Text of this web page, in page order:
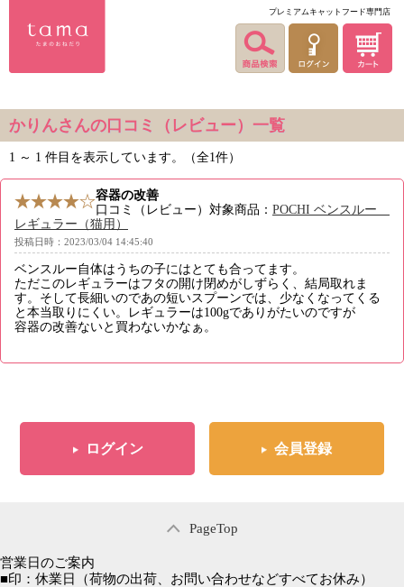
プレミアムキャットフード専門店
かりんさんの口コミ（レビュー）一覧
1 ～ 1 件目を表示しています。（全1件）
容器の改善
口コミ（レビュー）対象商品： POCHI ベンスルー
レギュラー（猫用）
投稿日時：2023/03/04 14:45:40
ベンスルー自体はうちの子にはとても合ってます。
ただこのレギュラーはフタの開け閉めがしずらく、結局取れま
す。そして長細いのであの短いスプーンでは、少なくなってくる
と本当取りにくい。レギュラーは100gでありがたいのですが
容器の改善ないと買わないかなぁ。
ログイン 会員登録
PageTop
営業日のご案内
■印：休業日
（荷物の出荷、お問い合わせなどすべてお休み）